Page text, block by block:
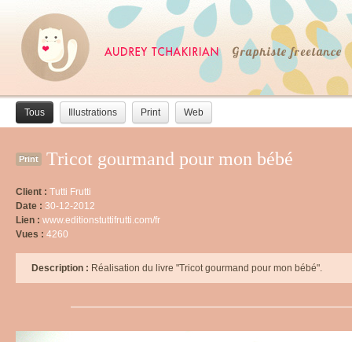
Tous Illustrations Print Web
Print Tricot gourmand pour mon bébé
Client : Tutti Frutti
Date : 30-12-2012
Lien : www.editionstuttifrutti.com/fr
Vues : 4260
Description : Réalisation du livre "Tricot gourmand pour mon bébé".